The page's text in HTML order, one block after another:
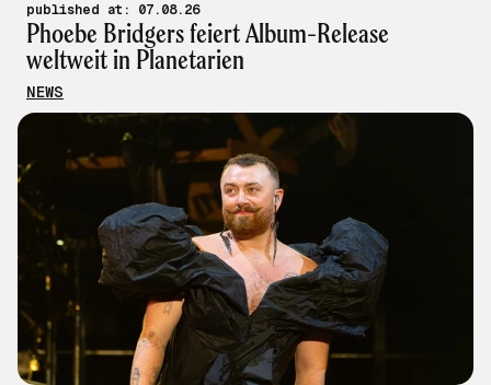
published at: 07.08.26
Phoebe Bridgers feiert Album-Release
weltweit in Planetarien
NEWS